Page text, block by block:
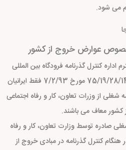
می شود.
عوارض خروج از کشور
اداره کنترل گذرنامه فرودگاه بین المللی
امام خمینی (ره) طبق نامه شماره 75/19/28/14 مورخ 7/2/93 فقط ایرانیان
شغلی از وزرات تعاون، کار و رفاه اجتماعی
کشور معاف می باشند.
صادره توسط وزارت تعاون، کار و رفاه
کنترل گذرنامه در مبادی خروج از